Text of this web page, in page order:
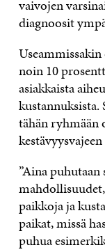
vaivojen
diagnoosit
noin 10
asiakkaista
tähän ryhmään
”Aina puhutaan
paikkoja ja
paikat, missä
puhua